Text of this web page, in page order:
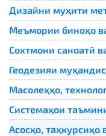
Дизайни муҳити
Меъмории биноҳо
Сохтмони саноатӣ
Геодезияи
Масолеҳҳо,
Системаҳои
Асосҳо,